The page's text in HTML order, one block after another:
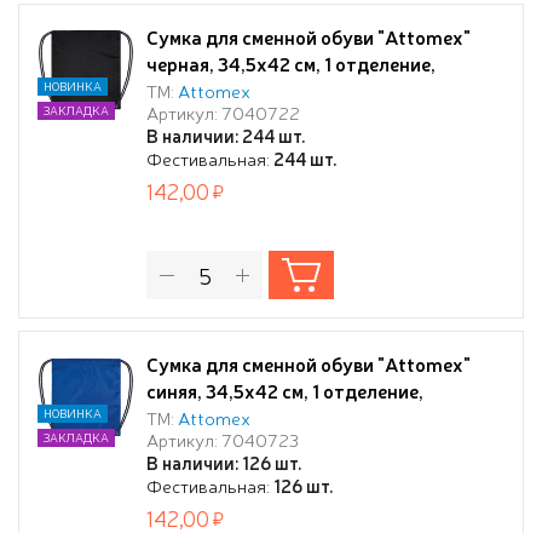
Сумка для сменной обуви "Attomex"
черная, 34,5x42 см, 1 отделение,
водоотталкивающая ткань, на
веревочной завязке,
ТМ: Attomex
Артикул: 7040722
В наличии: 244 шт.
Фестивальная: 244 шт.
НОВИНКА
ЗАКЛАДКА
142,00
Сумка для сменной обуви "Attomex"
синяя, 34,5x42 см, 1 отделение,
водоотталкивающая ткань, на
веревочной завязке,
ТМ: Attomex
Артикул: 7040723
В наличии: 126 шт.
Фестивальная: 126 шт.
НОВИНКА
ЗАКЛАДКА
142,00